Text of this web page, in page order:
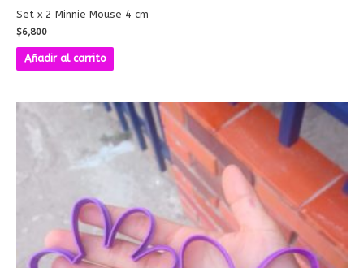
Set x 2 Minnie Mouse 4 cm
$6,800
Añadir al carrito